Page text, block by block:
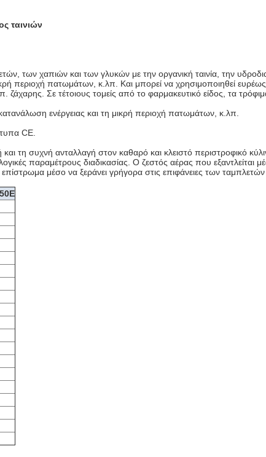
ταινιών
χαπιών και των γλυκών με την οργανική ταινία, την
περιοχή πατωμάτων, κ.λπ. Και μπορεί να χρησιμοποιηθεί
Σε τέτοιους τομείς από το φαρμακευτικό είδος, τα
ενέργειας και τη μικρή περιοχή πατωμάτων, κ.λπ.
CE.
τη συχνή ανταλλαγή στον καθαρό και κλειστό περιστροφικό
παραμέτρους διαδικασίας. Ο ζεστός αέρας που
μέσο να ξεράνει γρήγορα στις επιφάνειες των